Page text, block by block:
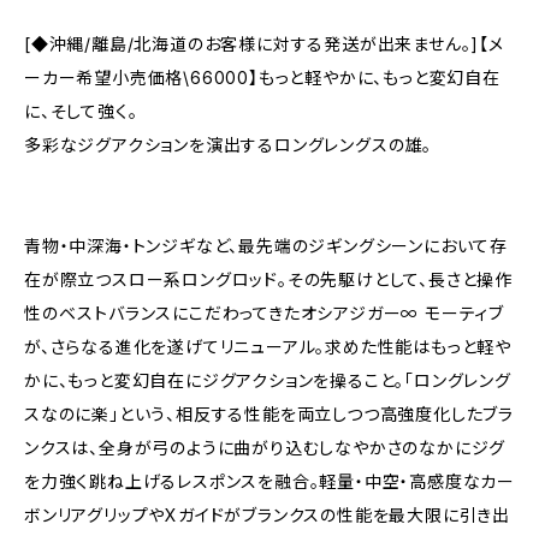
[◆沖縄/離島/北海道のお客様に対する発送が出来ません。]【メ
ーカー希望小売価格\66000】もっと軽やかに、もっと変幻自在
に、そして強く。
多彩なジグアクションを演出するロングレングスの雄。
青物・中深海・トンジギなど、最先端のジギングシーンにおいて存
在が際立つスロー系ロングロッド。その先駆けとして、長さと操作
性のベストバランスにこだわってきたオシアジガー∞ モーティブ
が、さらなる進化を遂げてリニューアル。求めた性能はもっと軽や
かに、もっと変幻自在にジグアクションを操ること。「ロングレング
スなのに楽」という、相反する性能を両立しつつ高強度化したブラ
ンクスは、全身が弓のように曲がり込むしなやかさのなかにジグ
を力強く跳ね上げるレスポンスを融合。軽量・中空・高感度なカー
ボンリアグリップやXガイドがブランクスの性能を最大限に引き出